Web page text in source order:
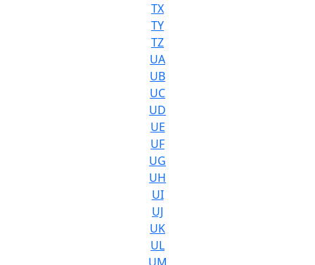
TX
TY
TZ
UA
UB
UC
UD
UE
UF
UG
UH
UI
UJ
UK
UL